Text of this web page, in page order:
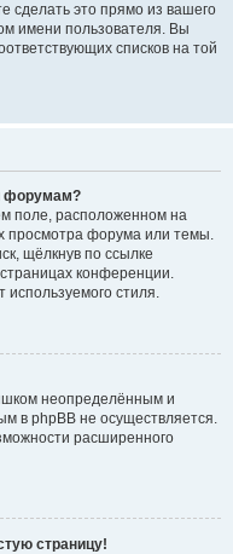
сделать это прямо из вашего
имени пользователя. Вы
списков на той
форумам?
поле, расположенном на
просмотра форума или темы.
щёлкнув по ссылке
конференции.
используемого стиля.
неопределённым и
в phpBB не осуществляется.
расширенного
страницу!